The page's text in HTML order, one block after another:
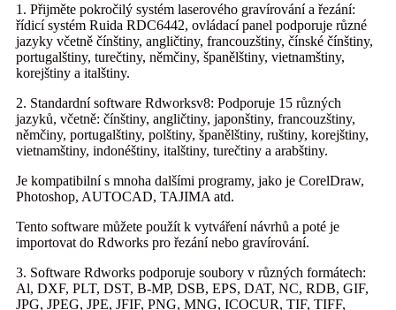
1. Přijměte pokročilý systém laserového gravírování a řezání:
řídicí systém Ruida RDC6442, ovládací panel podporuje různé
jazyky včetně čínštiny, angličtiny, francouzštiny, čínské čínštiny,
portugalštiny, turečtiny, němčiny, španělštiny, vietnamštiny,
korejštiny a italštiny.
2. Standardní software Rdworksv8: Podporuje 15 různých
jazyků, včetně: čínštiny, angličtiny, japonštiny, francouzštiny,
němčiny, portugalštiny, polštiny, španělštiny, ruštiny, korejštiny,
vietnamštiny, indonéštiny, italštiny, turečtiny a arabštiny.
Je kompatibilní s mnoha dalšími programy, jako je CorelDraw,
Photoshop, AUTOCAD, TAJIMA atd.
Tento software můžete použít k vytváření návrhů a poté je
importovat do Rdworks pro řezání nebo gravírování.
3. Software Rdworks podporuje soubory v různých formátech:
Al, DXF, PLT, DST, B-MP, DSB, EPS, DAT, NC, RDB, GIF,
JPG, JPEG, JPE, JFIF, PNG, MNG, ICOCUR, TIF, TIFF,